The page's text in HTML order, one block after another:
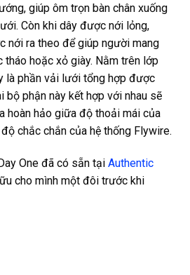
giúp ôm trọn bàn chân xuống
Còn khi dây được nới lỏng,
nới ra theo để giúp người mang
tháo hoặc xỏ giày. Nằm trên lớp
là phần vải lưới tổng hợp được
bộ phận này kết hợp với nhau sẽ
hoàn hảo giữa độ thoải mái của
chắc chắn của hệ thống Flywire.
One đã có sẵn tại Authentic
cho mình một đôi trước khi